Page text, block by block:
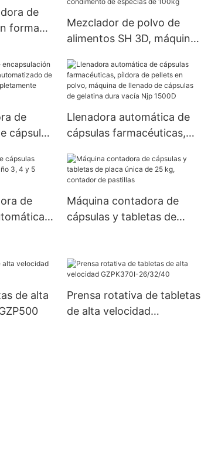
farmacéutica química
química de la píldora
de
forma
Mezclador de polvo de
alimentos SH 3D, máquina
de polvo de tambor de
chile en polvo de
condimento de especias
de 100kg
de
cápsulas
Llenadora automática de
cápsulas farmacéuticas,
máquina de llenado de
cápsulas de gelatina dura
vacía Njp 1500D
de
Máquina contadora de
cápsulas y tabletas de
de alta
Prensa rotativa de tabletas
de alta velocidad